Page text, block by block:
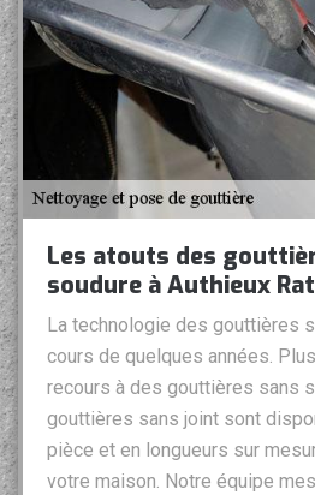
Les atouts des
soudure à Authieux
La technologie des gouttières
cours de quelques années.
recours à des gouttières sans
gouttières sans joint sont
pièce et en longueurs sur
votre maison. Notre équipe